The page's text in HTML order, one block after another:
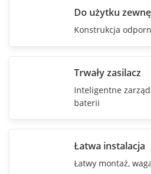
Do użytku
Konstrukcja
Trwały zasilacz
Inteligentne
baterii
Łatwa instalacja
Łatwy montaż,